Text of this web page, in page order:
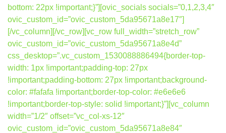
bottom: 22px !important;}”][ovic_socials socials=”0,1,2,3,4″
ovic_custom_id=”ovic_custom_5da95671a8e17″]
[/vc_column][/vc_row][vc_row full_width=”stretch_row”
ovic_custom_id=”ovic_custom_5da95671a8e4d”
css_desktop=”.vc_custom_1530088886494{border-top-
width: 1px !important;padding-top: 27px
!important;padding-bottom: 27px !important;background-
color: #fafafa !important;border-top-color: #e6e6e6
!important;border-top-style: solid !important;}”][vc_column
width=”1/2″ offset=”vc_col-xs-12″
ovic_custom_id=”ovic_custom_5da95671a8e84″